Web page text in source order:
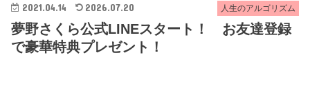
人生のアルゴリズム
2021.04.14 2026.07.20
夢野さくら公式LINEスタート！ お友達登録
で豪華特典プレゼント！